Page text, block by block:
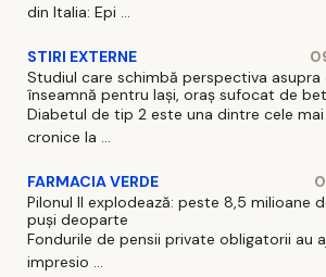
din Italia: Epi ...
STIRI EXTERNE
Studiul care schimbă perspectiva asupra
înseamnă pentru Iași, oraș sufocat de
Diabetul de tip 2 este una dintre cele
cronice la ...
FARMACIA VERDE
Pilonul II explodează: peste 8,5 milioane
puși deoparte
Fondurile de pensii private obligatorii au
impresio ...